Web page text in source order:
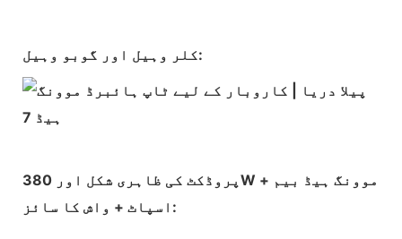
کلر وہیل اور گوبو وہیل:
پروڈکٹ کی ظاہری شکل اور 380W موونگ ہیڈ بیم +
اسپاٹ + واش کا سائز: